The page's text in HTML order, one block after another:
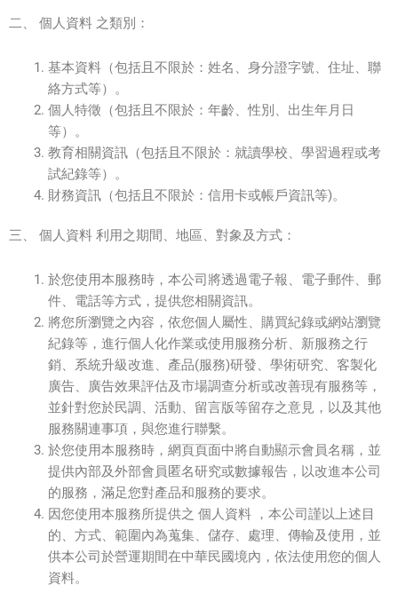
二、 個人資料 之類別：
基本資料（包括且不限於：姓名、身分證字號、住址、聯
絡方式等）。
個人特徵（包括且不限於：年齡、性別、出生年月日
等）。
教育相關資訊（包括且不限於：就讀學校、學習過程或考
試紀錄等）。
財務資訊（包括且不限於：信用卡或帳戶資訊等)。
三、 個人資料 利用之期間、地區、對象及方式：
於您使用本服務時，本公司將透過電子報、電子郵件、郵
件、電話等方式，提供您相關資訊。
將您所瀏覽之內容，依您個人屬性、購買紀錄或網站瀏覽
紀錄等，進行個人化作業或使用服務分析、新服務之行
銷、系統升級改進、產品(服務)研發、學術研究、客製化
廣告、廣告效果評估及市場調查分析或改善現有服務等，
並針對您於民調、活動、留言版等留存之意見，以及其他
服務關連事項，與您進行聯繫。
於您使用本服務時，網頁頁面中將自動顯示會員名稱，並
提供內部及外部會員匿名研究或數據報告，以改進本公司
的服務，滿足您對產品和服務的要求。
因您使用本服務所提供之 個人資料 ，本公司謹以上述目
的、方式、範圍內為蒐集、儲存、處理、傳輸及使用，並
供本公司於營運期間在中華民國境內，依法使用您的個人
資料。